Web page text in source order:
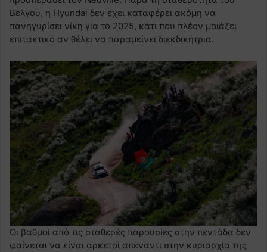
Βέλγου, η Hyundai δεν έχει καταφέρει ακόμη να
πανηγυρίσει νίκη για το 2025, κάτι που πλέον μοιάζει
επιτακτικό αν θέλει να παραμείνει διεκδικήτρια.
Οι βαθμοί από τις σταθερές παρουσίες στην πεντάδα δεν
φαίνεται να είναι αρκετοί απέναντι στην κυριαρχία της